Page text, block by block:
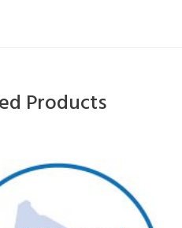
Products